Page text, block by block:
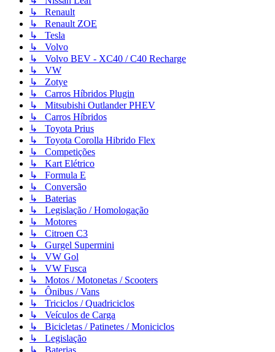
↳ Renault
↳ Renault ZOE
↳ Tesla
↳ Volvo
↳ Volvo BEV - XC40 / C40 Recharge
↳ VW
↳ Zotye
↳ Carros Híbridos Plugin
↳ Mitsubishi Outlander PHEV
↳ Carros Híbridos
↳ Toyota Prius
↳ Toyota Corolla Hibrido Flex
↳ Competições
↳ Kart Elétrico
↳ Formula E
↳ Conversão
↳ Baterias
↳ Legislação / Homologação
↳ Motores
↳ Citroen C3
↳ Gurgel Supermini
↳ VW Gol
↳ VW Fusca
↳ Motos / Motonetas / Scooters
↳ Ônibus / Vans
↳ Triciclos / Quadriciclos
↳ Veículos de Carga
↳ Bicicletas / Patinetes / Moniciclos
↳ Legislação